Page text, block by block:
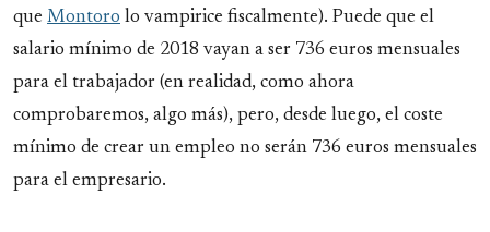
que Montoro lo vampirice fiscalmente). Puede que el
salario mínimo de 2018 vayan a ser 736 euros mensuales
para el trabajador (en realidad, como ahora
comprobaremos, algo más), pero, desde luego, el coste
mínimo de crear un empleo no serán 736 euros mensuales
para el empresario.